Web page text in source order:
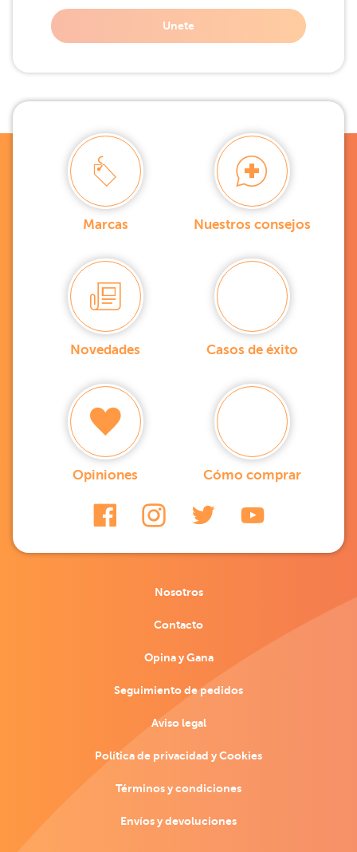
Unete
Marcas Nuestros consejos
Novedades Casos de éxito
Opiniones Cómo comprar
Nosotros
Contacto
Opina y Gana
Seguimiento de pedidos
Aviso legal
Política de privacidad y Cookies
Términos y condiciones
Envíos y devoluciones